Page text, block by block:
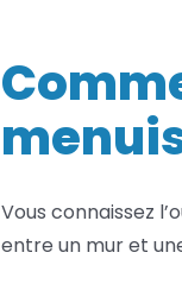
Vous connaissez
entre un mur et